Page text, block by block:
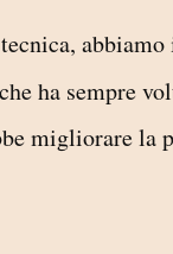
ha sempre
migliorare